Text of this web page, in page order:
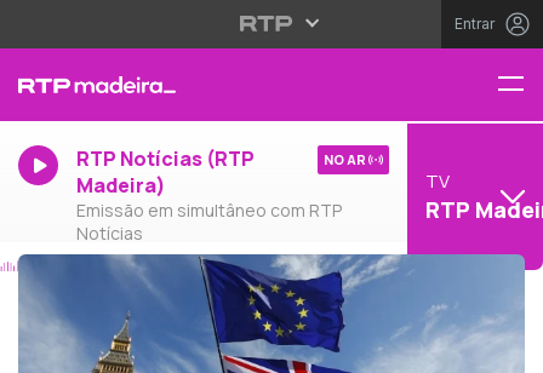
Entrar
RTP Notícias (RTP
Madeira)
Emissão em simultâneo com RTP
Notícias
NO AR
TV
RTP